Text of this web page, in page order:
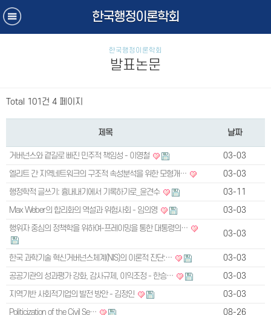
한국행정이론학회
한국행정이론학회
발표논문
Total 101건 4 페이지
제목 날짜
거버넌스와 곁길로 빠진 민주적 책임성 - 이영철
03-03
엘리트 간 지역네트워크의 구조적 속성분석을 위한 모형개…
03-03
행정학적 글쓰기: 흉내내기에서 기록하기로_윤견수
03-11
Max Weber의 합리화의 역설과 위험사회 - 임의영
03-03
행위자 중심의 정책학을 위하여-프레이밍을 통한 대통령의…
03-03
한국 과학기술 혁신거버넌스체계(NIS)의 이론적 진단:…
03-03
공공기관의 성과평가 강화, 감사규제, 이익조정 - 한승…
03-03
지역기반 사회적기업의 발전 방안 - 김정인
03-03
Politicization of the Civil Se…
08-26